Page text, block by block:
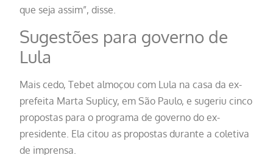
que seja assim”, disse.
Sugestões para governo de
Lula
Mais cedo, Tebet almoçou com Lula na casa da ex-
prefeita Marta Suplicy, em São Paulo, e sugeriu cinco
propostas para o programa de governo do ex-
presidente. Ela citou as propostas durante a coletiva
de imprensa.